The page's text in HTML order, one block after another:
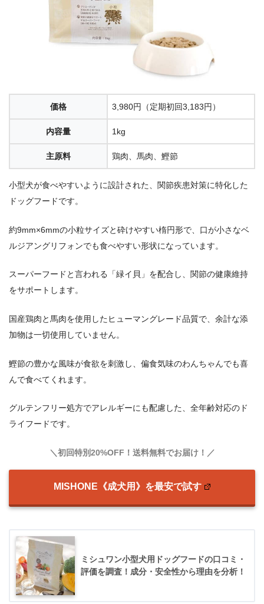
価格 3,980円（定期初回3,183円）
内容量 1kg
主原料 鶏肉、馬肉、鰹節
小型犬が食べやすいように設計された、関節疾患対策に特化した
ドッグフードです。
約9mm×6mmの小粒サイズと砕けやすい楕円形で、口が小さなベ
ルジアングリフォンでも食べやすい形状になっています。
スーパーフードと言われる「緑イ貝」を配合し、関節の健康維持
をサポートします。
国産鶏肉と馬肉を使用したヒューマングレード品質で、余計な添
加物は一切使用していません。
鰹節の豊かな風味が食欲を刺激し、偏食気味のわんちゃんでも喜
んで食べてくれます。
グルテンフリー処方でアレルギーにも配慮した、全年齢対応のド
ライフードです。
＼初回特別20%OFF！送料無料でお届け！／
MISHONE《成犬用》を最安で試す
ミシュワン小型犬用ドッグフードの口コミ・
評価を調査！成分・安全性から理由を分析！